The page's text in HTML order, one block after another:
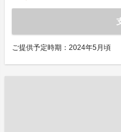
ご提供予定時期：2024年5月頃